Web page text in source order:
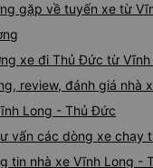
gặp về tuyến xe từ
xe đi Thủ Đức từ Vĩnh
review, đánh giá nhà
Long - Thủ Đức
vấn các dòng xe chạy
tin nhà xe Vĩnh Long -